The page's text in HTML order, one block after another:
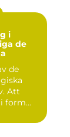
i
de
de
Att
form...